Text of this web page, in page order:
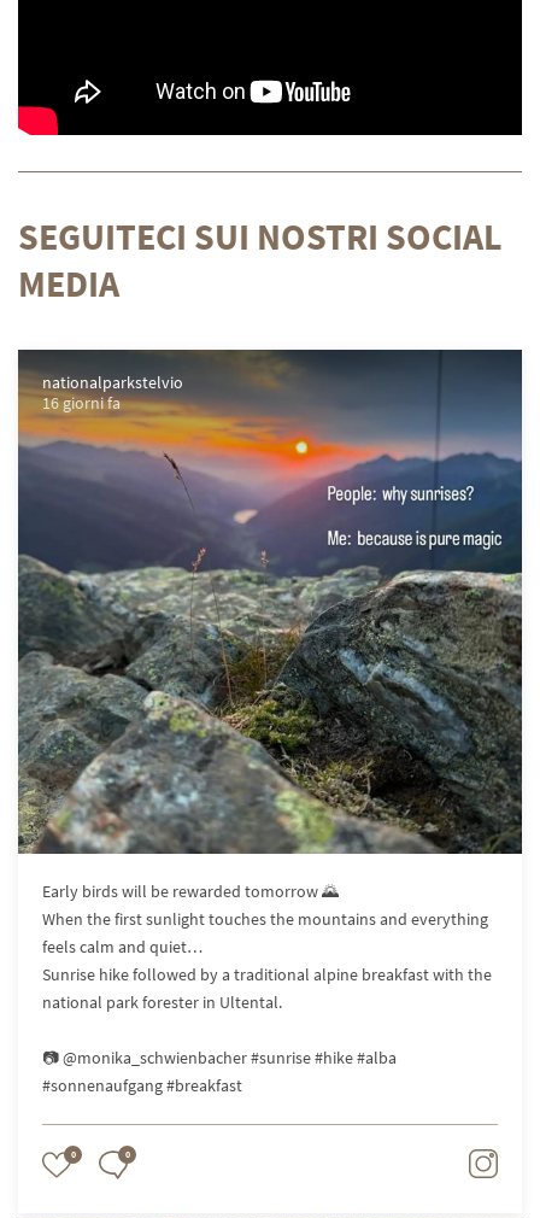
SEGUITECI SUI NOSTRI SOCIAL
MEDIA
nationalparkstelvio
16 giorni fa
Early birds will be rewarded tomorrow 🌄
When the first sunlight touches the mountains and everything
feels calm and quiet…
Sunrise hike followed by a traditional alpine breakfast with the
national park forester in Ultental.
📷 @monika_schwienbacher #sunrise #hike #alba
#sonnenaufgang #breakfast
0 0